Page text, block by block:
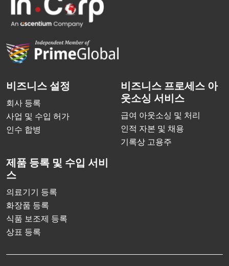
비즈니스 설정
회사 등록
사업 및 수입 허가
인수 합병
비즈니스 프로세스 아
웃소싱 서비스
급여 아웃소싱 및 처리
인적 자본 및 채용
기록상 고용주
제품 등록 및 수입 서비
스
의료기기 등록
화장품 등록
식품 보조제 등록
상표 등록